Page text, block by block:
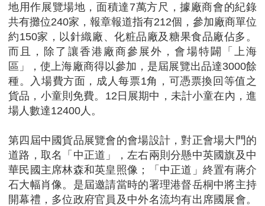
地用作展覽場地，面積達7萬方尺，據廠商會的紀錄
共有攤位240家，報章報道指有212個，參加廠商單位
約150家，以針織廠、化粧品廠及糖果食品廠佔多。
而且，除了讓香港廠商參展外，會場特闢「上海
區」，使上海廠商得以參加，是屆展覽出品達3000餘
種。入場費方面，成人每票1角，可憑票換回等值之
貨品，小童則免費。12日展期中，未計小童在內，進
場人數達12400人。
第四屆中國貨品展覽會的會場設計，對正會場大門的
道路，取名「中正道」，左右兩則分懸中英國旗及中
華民國主席林森和英皇照像；「中正道」終置有蔣介
石大幅肖像。是屆邀請當時的署理港督岳桐中將主持
開幕禮，多位政府官員及中外名流均有出席國展會。